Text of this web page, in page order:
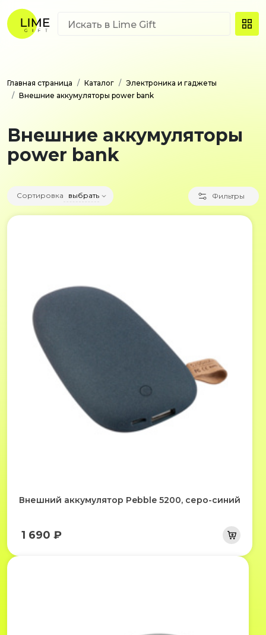
Главная страница Каталог
Электроника и гаджеты
Внешние аккумуляторы power bank
Внешние аккумуляторы
power bank
Сортировка выбрать Фильтры
Внешний аккумулятор Pebble 5200, серо-синий
1 690 ₽